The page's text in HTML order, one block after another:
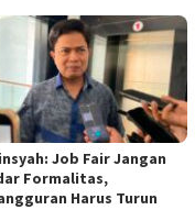
Job Fair Jangan
Formalitas,
Harus Turun